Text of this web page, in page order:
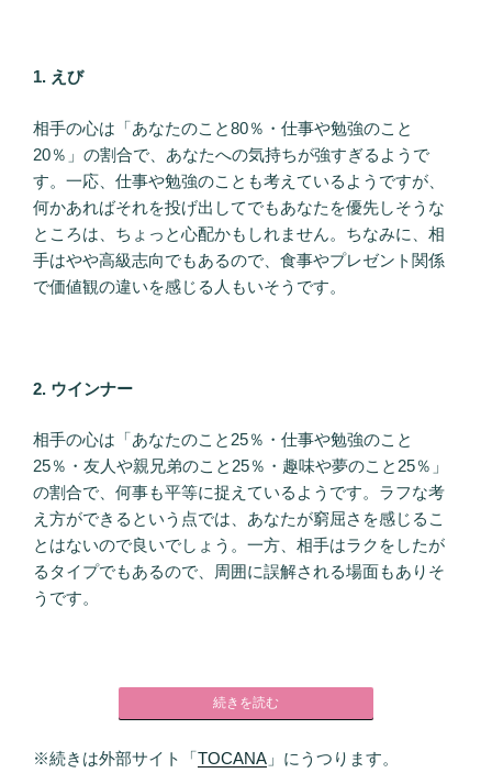
1. えび
相手の心は「あなたのこと80％・仕事や勉強のこと
20％」の割合で、あなたへの気持ちが強すぎるようで
す。一応、仕事や勉強のことも考えているようですが、
何かあればそれを投げ出してでもあなたを優先しそうな
ところは、ちょっと心配かもしれません。ちなみに、相
手はやや高級志向でもあるので、食事やプレゼント関係
で価値観の違いを感じる人もいそうです。
2. ウインナー
相手の心は「あなたのこと25％・仕事や勉強のこと
25％・友人や親兄弟のこと25％・趣味や夢のこと25％」
の割合で、何事も平等に捉えているようです。ラフな考
え方ができるという点では、あなたが窮屈さを感じるこ
とはないので良いでしょう。一方、相手はラクをしたが
るタイプでもあるので、周囲に誤解される場面もありそ
うです。
続きを読む
※続きは外部サイト「TOCANA 」にうつります。